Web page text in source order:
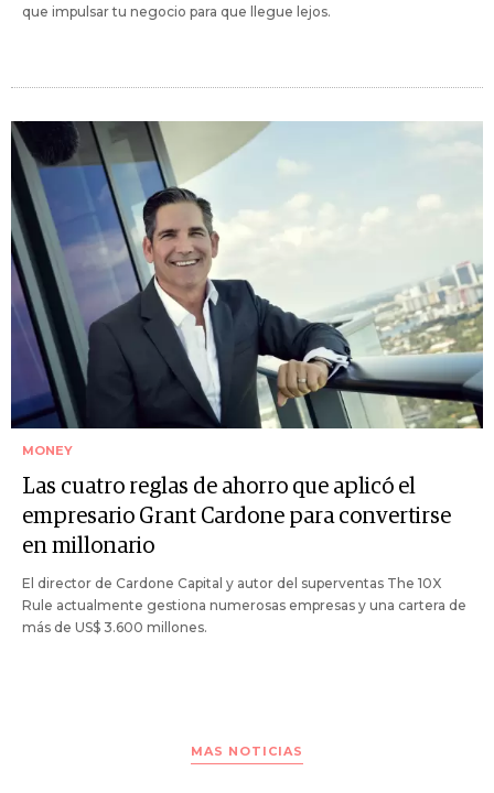
que impulsar tu negocio para que llegue lejos.
MONEY
Las cuatro reglas de ahorro que aplicó el
empresario Grant Cardone para convertirse
en millonario
El director de Cardone Capital y autor del superventas The 10X
Rule actualmente gestiona numerosas empresas y una cartera de
más de US$ 3.600 millones.
MAS NOTICIAS